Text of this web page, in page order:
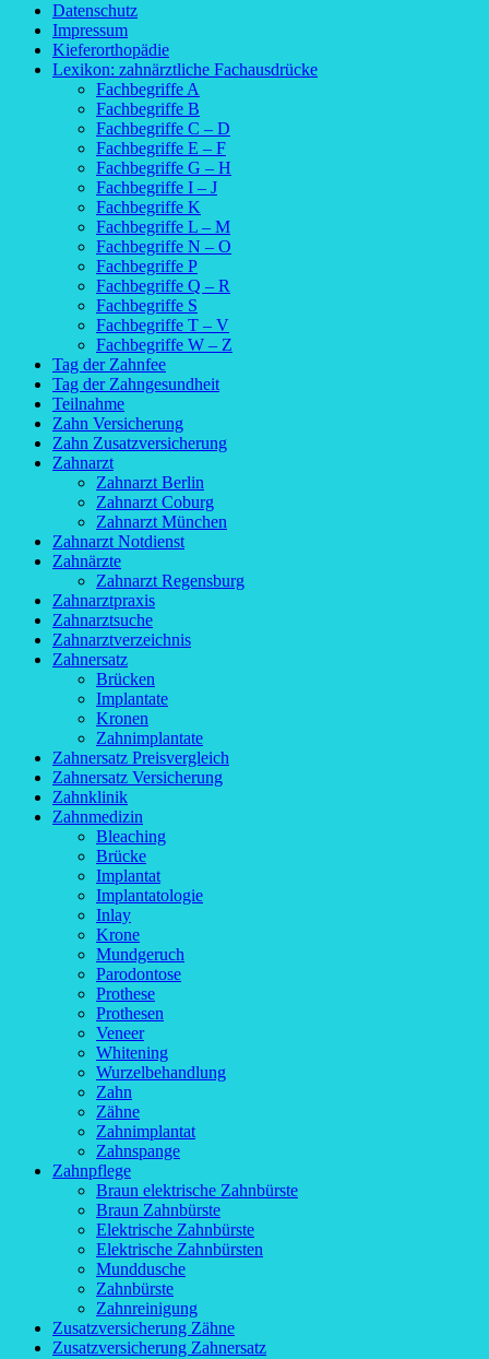
Datenschutz
Impressum
Kieferorthopädie
Lexikon: zahnärztliche Fachausdrücke
Fachbegriffe A
Fachbegriffe B
Fachbegriffe C – D
Fachbegriffe E – F
Fachbegriffe G – H
Fachbegriffe I – J
Fachbegriffe K
Fachbegriffe L – M
Fachbegriffe N – O
Fachbegriffe P
Fachbegriffe Q – R
Fachbegriffe S
Fachbegriffe T – V
Fachbegriffe W – Z
Tag der Zahnfee
Tag der Zahngesundheit
Teilnahme
Zahn Versicherung
Zahn Zusatzversicherung
Zahnarzt
Zahnarzt Berlin
Zahnarzt Coburg
Zahnarzt München
Zahnarzt Notdienst
Zahnärzte
Zahnarzt Regensburg
Zahnarztpraxis
Zahnarztsuche
Zahnarztverzeichnis
Zahnersatz
Brücken
Implantate
Kronen
Zahnimplantate
Zahnersatz Preisvergleich
Zahnersatz Versicherung
Zahnklinik
Zahnmedizin
Bleaching
Brücke
Implantat
Implantatologie
Inlay
Krone
Mundgeruch
Parodontose
Prothese
Prothesen
Veneer
Whitening
Wurzelbehandlung
Zahn
Zähne
Zahnimplantat
Zahnspange
Zahnpflege
Braun elektrische Zahnbürste
Braun Zahnbürste
Elektrische Zahnbürste
Elektrische Zahnbürsten
Munddusche
Zahnbürste
Zahnreinigung
Zusatzversicherung Zähne
Zusatzversicherung Zahnersatz